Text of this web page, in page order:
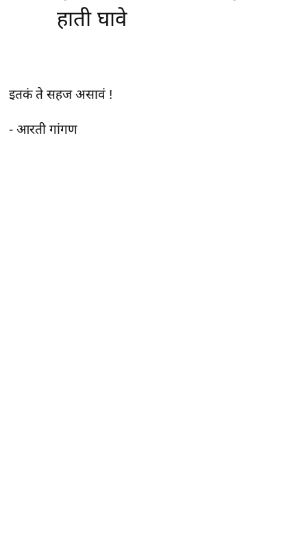
हाती घावे
इतकं ते सहज असावं !
- आरती गांगण